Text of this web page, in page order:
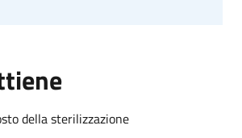
della sterilizzazione